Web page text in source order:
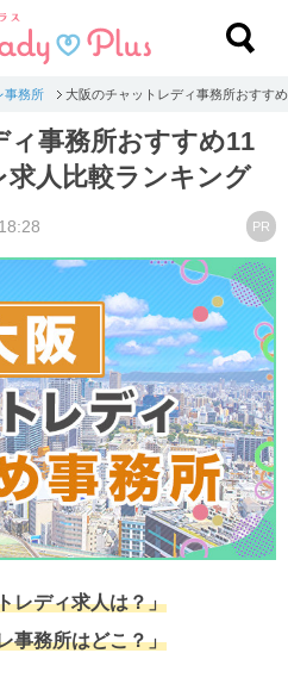
事務所 大阪のチャットレディ事務所おすす
事務所おすすめ11
人比較ランキング
PR
レディ求人は？」
事務所はどこ？」